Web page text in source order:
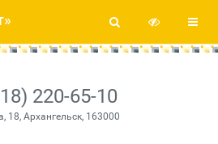
220-65-10
18, Архангельск, 163000